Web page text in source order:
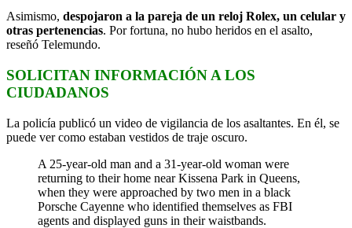
Asimismo, despojaron a la pareja de un reloj Rolex, un celular y
otras pertenencias. Por fortuna, no hubo heridos en el asalto,
reseñó Telemundo.
SOLICITAN INFORMACIÓN A LOS
CIUDADANOS
La policía publicó un video de vigilancia de los asaltantes. En él, se
puede ver como estaban vestidos de traje oscuro.
A 25-year-old man and a 31-year-old woman were
returning to their home near Kissena Park in Queens,
when they were approached by two men in a black
Porsche Cayenne who identified themselves as FBI
agents and displayed guns in their waistbands.